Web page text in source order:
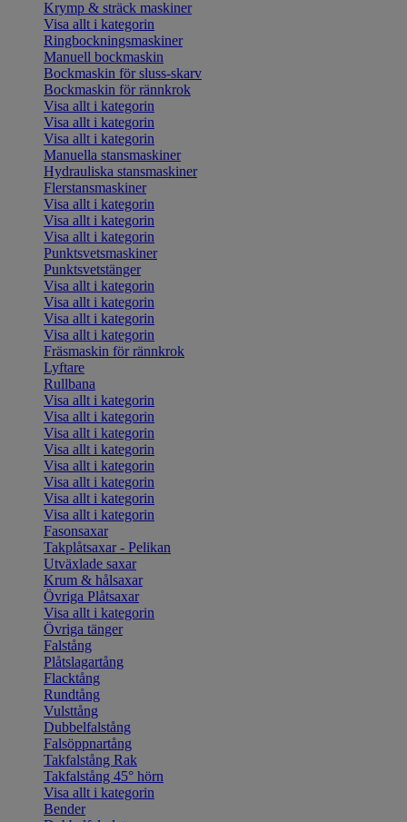
Krymp & sträck maskiner
Visa allt i kategorin
Ringbockningsmaskiner
Manuell bockmaskin
Bockmaskin för sluss-skarv
Bockmaskin för rännkrok
Visa allt i kategorin
Visa allt i kategorin
Visa allt i kategorin
Manuella stansmaskiner
Hydrauliska stansmaskiner
Flerstansmaskiner
Visa allt i kategorin
Visa allt i kategorin
Visa allt i kategorin
Punktsvetsmaskiner
Punktsvetstänger
Visa allt i kategorin
Visa allt i kategorin
Visa allt i kategorin
Visa allt i kategorin
Fräsmaskin för rännkrok
Lyftare
Rullbana
Visa allt i kategorin
Visa allt i kategorin
Visa allt i kategorin
Visa allt i kategorin
Visa allt i kategorin
Visa allt i kategorin
Visa allt i kategorin
Visa allt i kategorin
Fasonsaxar
Takplåtsaxar - Pelikan
Utväxlade saxar
Krum & hålsaxar
Övriga Plåtsaxar
Visa allt i kategorin
Övriga tänger
Falstång
Plåtslagartång
Flacktång
Rundtång
Vulsttång
Dubbelfalstång
Falsöppnartång
Takfalstång Rak
Takfalstång 45° hörn
Visa allt i kategorin
Bender